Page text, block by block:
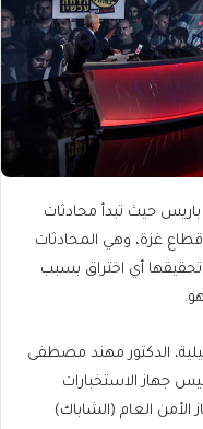
باريس حيث تبدأ محادثات
غزة، وهي المحادثات
أي اختراق بسبب
الدكتور مهند مصطفى
جهاز الاستخبارات
الأمن العام (الشاباك)